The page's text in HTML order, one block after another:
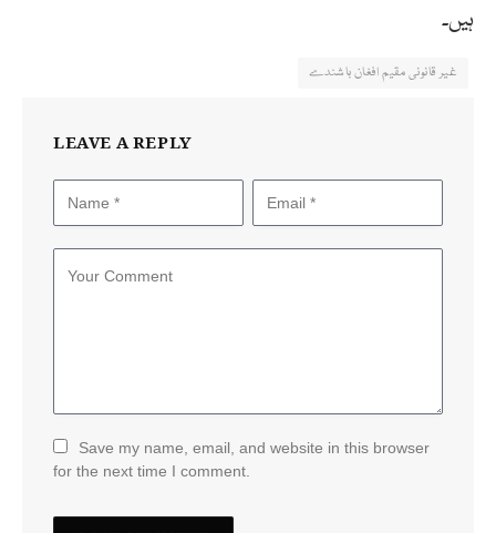
ہیں۔
غیر قانونی مقیم افغان باشندے
LEAVE A REPLY
Save my name, email, and website in this browser
for the next time I comment.